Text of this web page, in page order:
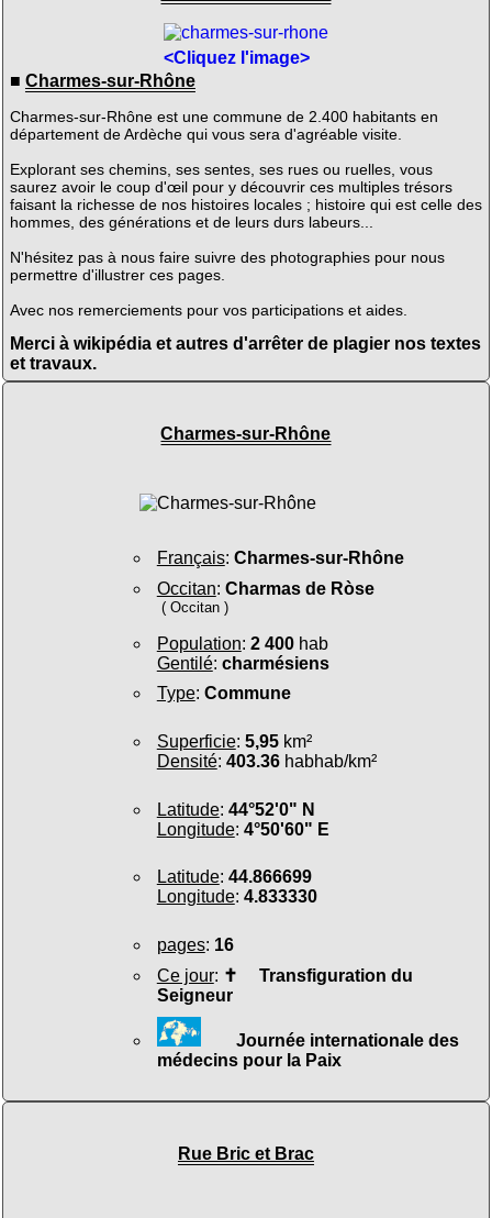
<Cliquez l'image>
■ Charmes-sur-Rhône
Charmes-sur-Rhône est une commune de 2.400 habitants en
département de Ardèche qui vous sera d'agréable visite.
Explorant ses chemins, ses sentes, ses rues ou ruelles, vous
saurez avoir le coup d'œil pour y découvrir ces multiples trésors
faisant la richesse de nos histoires locales ; histoire qui est celle des
hommes, des générations et de leurs durs labeurs...
N'hésitez pas à nous faire suivre des photographies pour nous
permettre d'illustrer ces pages.
Avec nos remerciements pour vos participations et aides.
Merci à wikipédia et autres d'arrêter de plagier nos textes
et travaux.
Charmes-sur-Rhône
Français: Charmes-sur-Rhône
Occitan: Charmas de Ròse
( Occitan )
Population: 2 400hab
Gentilé: charmésiens
Type: Commune
Superficie: 5,95km²
Densité: 403.36habhab/km²
Latitude: 44°52'0" N
Longitude: 4°50'60" E
Latitude: 44.866699
Longitude: 4.833330
pages: 16
Ce jour: ✝ Transfiguration du
Seigneur
Journée internationale des
médecins pour la Paix
Rue Bric et Brac